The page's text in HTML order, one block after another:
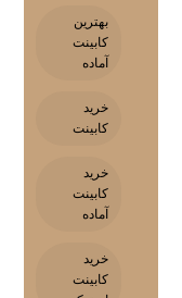
بهترین
کابینت
آماده
خرید
کابینت
خرید
کابینت
آماده
خرید
کابینت